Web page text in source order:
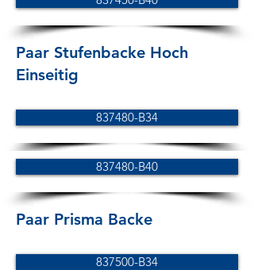
Paar Stufenbacke Hoch
Einseitig
837480-B34
837480-B40
Paar Prisma Backe
837500-B34